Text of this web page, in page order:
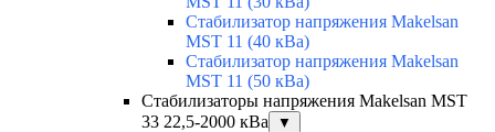
Стабилизатор напряжения Makelsan
MST 11 (40 кВа)
Стабилизатор напряжения Makelsan
MST 11 (50 кВа)
Стабилизаторы напряжения Makelsan MST
33 22,5-2000 кВа
▼